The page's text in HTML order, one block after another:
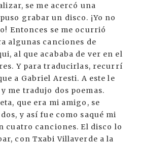
se me acercó una
grabar un disco. ¡Yo no
Entonces se me ocurrió
algunas canciones de
al que acababa de ver en el
Y para traducirlas, recurrí
a Gabriel Aresti. A este le
me tradujo dos poemas.
que era mi amigo, se
y así fue como saqué mi
cuatro canciones. El disco lo
con Txabi Villaverde a la